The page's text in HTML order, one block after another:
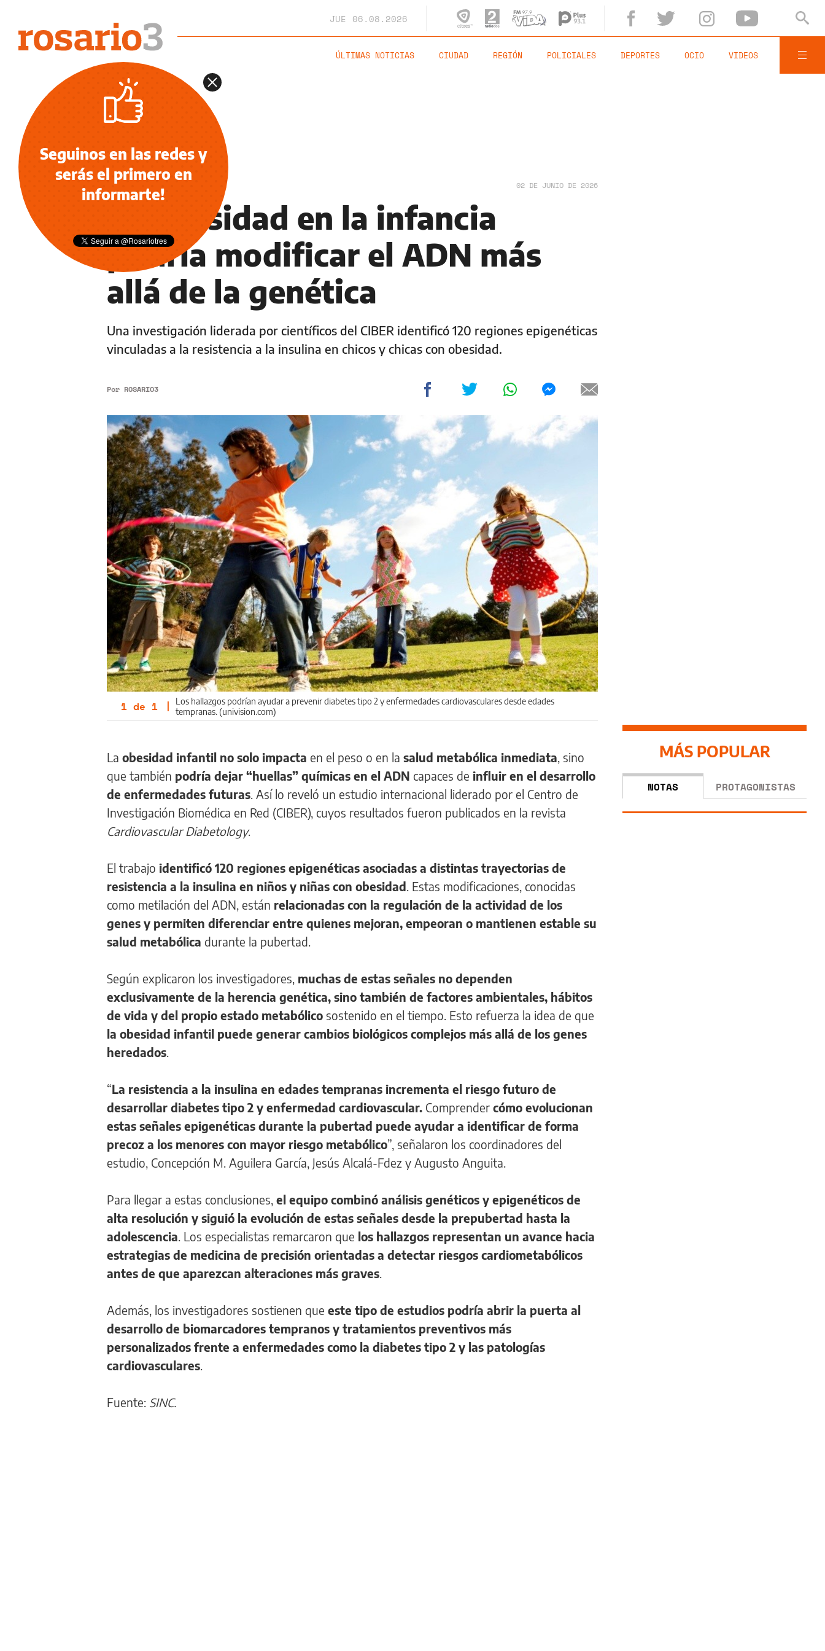
JUE 06.08.2026
ÚLTIMAS NOTICIAS CIUDAD REGIÓN POLICIALES DEPORTES OCIO VIDEOS
SALUD 02 DE JUNIO DE 2026
La obesidad en la infancia
podría modificar el ADN más
allá de la genética
Una investigación liderada por científicos del CIBER identificó 120 regiones epigenéticas
vinculadas a la resistencia a la insulina en chicos y chicas con obesidad.
Por ROSARIO3
1 de 1 |
Los hallazgos podrían ayudar a prevenir diabetes tipo 2 y enfermedades cardiovasculares desde edades
tempranas. (univision.com)
La obesidad infantil no solo impacta en el peso o en la salud metabólica inmediata , sino
que también podría dejar “huellas” químicas en el ADN capaces de influir en el desarrollo
de enfermedades futuras . Así lo reveló un estudio internacional liderado por el Centro de
Investigación Biomédica en Red (CIBER), cuyos resultados fueron publicados en la revista
Cardiovascular Diabetology.
El trabajo identificó 120 regiones epigenéticas asociadas a distintas trayectorias de
resistencia a la insulina en niños y niñas con obesidad . Estas modificaciones, conocidas
como metilación del ADN, están relacionadas con la regulación de la actividad de los
genes y permiten diferenciar entre quienes mejoran, empeoran o mantienen estable su
salud metabólica durante la pubertad.
Según explicaron los investigadores, muchas de estas señales no dependen
exclusivamente de la herencia genética, sino también de factores ambientales, hábitos
de vida y del propio estado metabólico sostenido en el tiempo. Esto refuerza la idea de que
la obesidad infantil puede generar cambios biológicos complejos más allá de los genes
heredados
“La resistencia a la insulina en edades tempranas incrementa el riesgo futuro de
desarrollar diabetes tipo 2 y enfermedad cardiovascular. Comprender cómo evolucionan
estas señales epigenéticas durante la pubertad puede ayudar a identificar de forma
precoz a los menores con mayor riesgo metabólico”, señalaron los coordinadores del
estudio, Concepción M. Aguilera García, Jesús Alcalá-Fdez y Augusto Anguita.
Para llegar a estas conclusiones, el equipo combinó análisis genéticos y epigenéticos de
alta resolución y siguió la evolución de estas señales desde la prepubertad hasta la
adolescencia . Los especialistas remarcaron que los hallazgos representan un avance hacia
estrategias de medicina de precisión orientadas a detectar riesgos cardiometabólicos
antes de que aparezcan alteraciones más graves
Además, los investigadores sostienen que este tipo de estudios podría abrir la puerta al
desarrollo de biomarcadores tempranos y tratamientos preventivos más
personalizados frente a enfermedades como la diabetes tipo 2 y las patologías
cardiovasculares
Fuente: SINC.
MÁS POPULAR
NOTAS PROTAGONISTAS
Seguinos en las redes y
serás el primero en
informarte!